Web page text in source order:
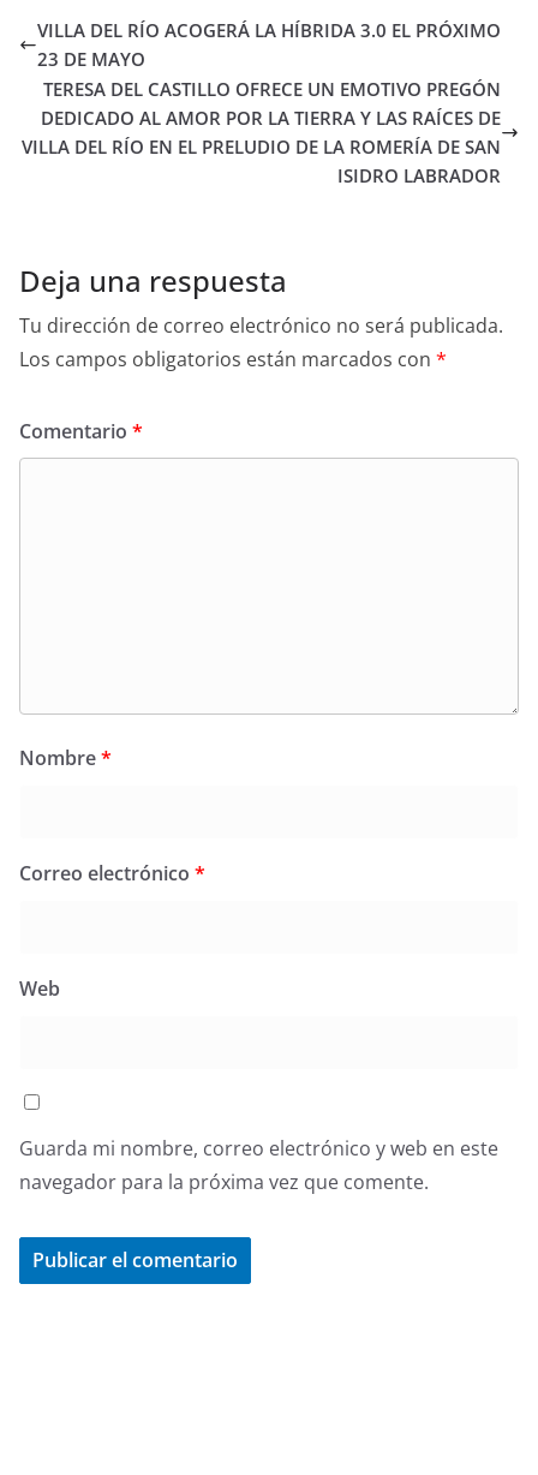
VILLA DEL RÍO ACOGERÁ LA HÍBRIDA 3.0 EL PRÓXIMO
23 DE MAYO
TERESA DEL CASTILLO OFRECE UN EMOTIVO PREGÓN
DEDICADO AL AMOR POR LA TIERRA Y LAS RAÍCES DE
VILLA DEL RÍO EN EL PRELUDIO DE LA ROMERÍA DE SAN
ISIDRO LABRADOR
Deja una respuesta
Tu dirección de correo electrónico no será publicada.
Los campos obligatorios están marcados con *
Comentario *
Nombre*
Correo electrónico *
Web
Guarda mi nombre, correo electrónico y web en este
navegador para la próxima vez que comente.